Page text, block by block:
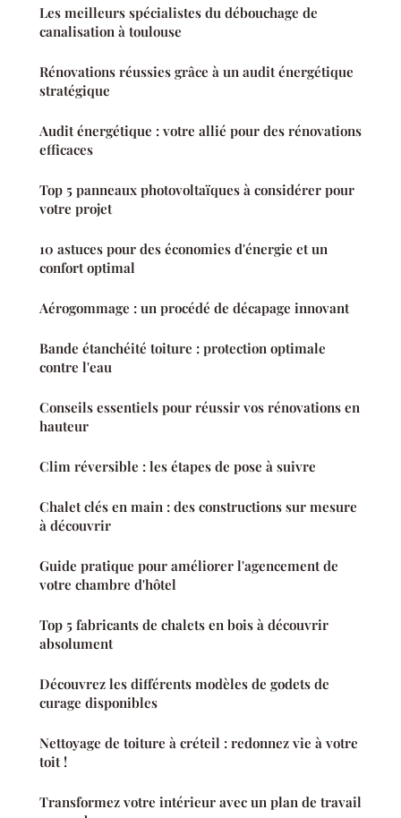
Les meilleurs spécialistes du débouchage de
canalisation à toulouse
Rénovations réussies grâce à un audit énergétique
stratégique
Audit énergétique : votre allié pour des rénovations
efficaces
Top 5 panneaux photovoltaïques à considérer pour
votre projet
10 astuces pour des économies d'énergie et un
confort optimal
Aérogommage : un procédé de décapage innovant
Bande étanchéité toiture : protection optimale
contre l'eau
Conseils essentiels pour réussir vos rénovations en
hauteur
Clim réversible : les étapes de pose à suivre
Chalet clés en main : des constructions sur mesure
à découvrir
Guide pratique pour améliorer l'agencement de
votre chambre d'hôtel
Top 5 fabricants de chalets en bois à découvrir
absolument
Découvrez les différents modèles de godets de
curage disponibles
Nettoyage de toiture à créteil : redonnez vie à votre
toit !
Transformez votre intérieur avec un plan de travail